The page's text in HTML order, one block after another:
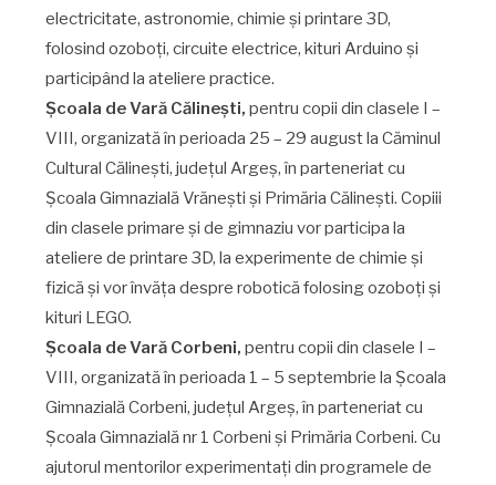
electricitate, astronomie, chimie și printare 3D,
folosind ozoboți, circuite electrice, kituri Arduino și
participând la ateliere practice.
Școala de Vară Călinești, pentru copii din clasele I –
VIII, organizată în perioada 25 – 29 august la Căminul
Cultural Călinești, județul Argeș, în parteneriat cu
Școala Gimnazială Vrănești și Primăria Călinești. Copiii
din clasele primare și de gimnaziu vor participa la
ateliere de printare 3D, la experimente de chimie și
fizică și vor învăța despre robotică folosing ozoboți și
kituri LEGO.
Școala de Vară Corbeni, pentru copii din clasele I –
VIII, organizată în perioada 1 – 5 septembrie la Școala
Gimnazială Corbeni, județul Argeș, în parteneriat cu
Școala Gimnazială nr 1 Corbeni și Primăria Corbeni. Cu
ajutorul mentorilor experimentați din programele de